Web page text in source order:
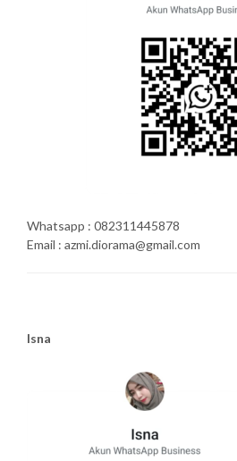
Whatsapp : 082311445878
Email : azmi.diorama@gmail.com
Isna